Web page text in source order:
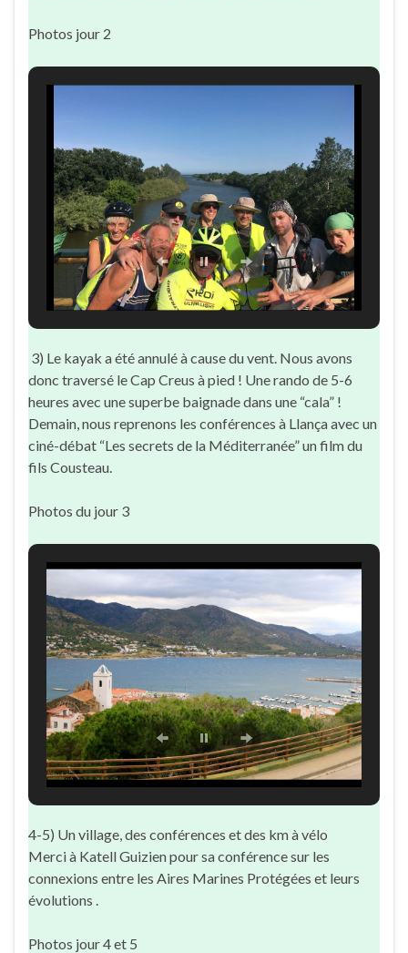
Photos jour 2
3) Le kayak a été annulé à cause du vent. Nous avons
donc traversé le Cap Creus à pied ! Une rando de 5-6
heures avec une superbe baignade dans une “cala” !
Demain, nous reprenons les conférences à Llança avec un
ciné-débat “Les secrets de la Méditerranée” un film du
fils Cousteau.
Photos du jour 3
4-5) Un village, des conférences et des km à vélo
Merci à Katell Guizien pour sa conférence sur les
connexions entre les Aires Marines Protégées et leurs
évolutions .
Photos jour 4 et 5